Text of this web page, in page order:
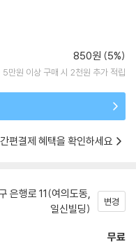
850원 (5%)
5만원 이상 구매 시 2천원 추가 적립
편결제 혜택을 확인하세요
은행로 11(여의도동,
일신빌딩)
변경
무료